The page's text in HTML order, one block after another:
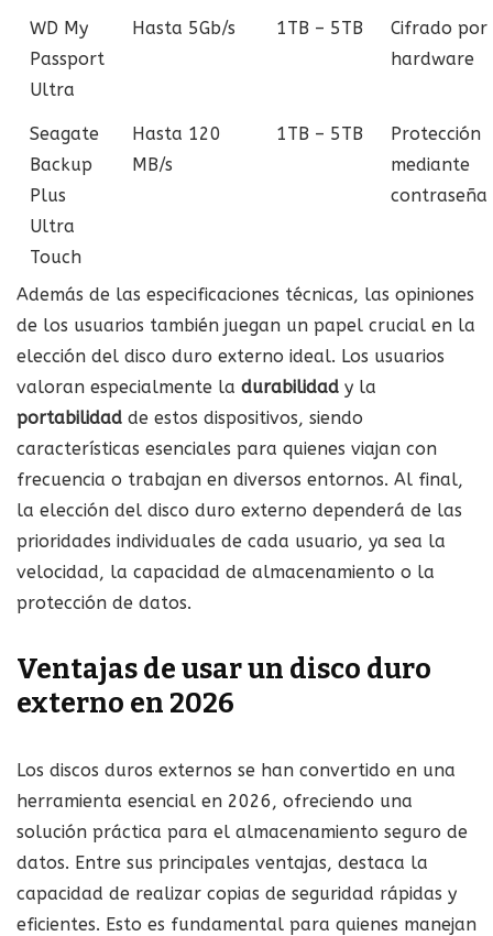
WD My
Passport
Ultra
Hasta 5Gb/s 1TB – 5TB
Cifrado por
hardware
Seagate
Backup
Plus
Ultra
Touch
Hasta 120
MB/s
1TB – 5TB
Protección
mediante
contraseña
Además de las especificaciones técnicas, las opiniones
de los usuarios también juegan un papel crucial en la
elección del disco duro externo ideal. Los usuarios
valoran especialmente la durabilidad y la
portabilidad de estos dispositivos, siendo
características esenciales para quienes viajan con
frecuencia o trabajan en diversos entornos. Al final,
la elección del disco duro externo dependerá de las
prioridades individuales de cada usuario, ya sea la
velocidad, la capacidad de almacenamiento o la
protección de datos.
Ventajas de usar un disco duro
externo en 2026
Los discos duros externos se han convertido en una
herramienta esencial en 2026, ofreciendo una
solución práctica para el almacenamiento seguro de
datos. Entre sus principales ventajas, destaca la
capacidad de realizar copias de seguridad rápidas y
eficientes. Esto es fundamental para quienes manejan